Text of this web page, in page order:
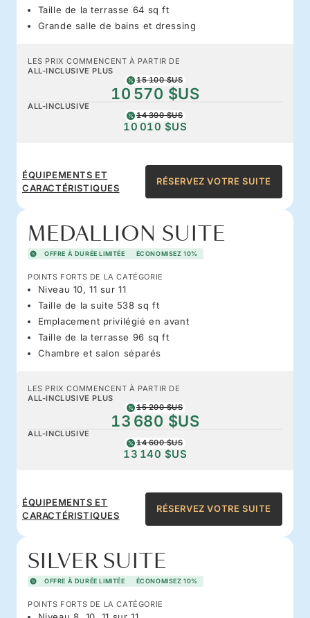
Taille de la terrasse 64 sq ft
Grande salle de bains et dressing
LES PRIX COMMENCENT À PARTIR DE
ALL-INCLUSIVE PLUS
15 100 $US
10 570 $US
ALL-INCLUSIVE
14 300 $US
10 010 $US
ÉQUIPEMENTS ET
CARACTÉRISTIQUES
RÉSERVEZ VOTRE SUITE
MEDALLION SUITE
OFFRE À DURÉE LIMITÉE ÉCONOMISEZ 10%
POINTS FORTS DE LA CATÉGORIE
Niveau 10, 11 sur 11
Taille de la suite 538 sq ft
Emplacement privilégié en avant
Taille de la terrasse 96 sq ft
Chambre et salon séparés
LES PRIX COMMENCENT À PARTIR DE
ALL-INCLUSIVE PLUS
15 200 $US
13 680 $US
ALL-INCLUSIVE
14 600 $US
13 140 $US
ÉQUIPEMENTS ET
CARACTÉRISTIQUES
RÉSERVEZ VOTRE SUITE
SILVER SUITE
OFFRE À DURÉE LIMITÉE ÉCONOMISEZ 10%
POINTS FORTS DE LA CATÉGORIE